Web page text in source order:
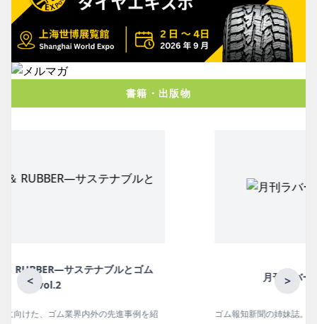
書籍・出版物
< >
月刊ラバーインダストリー／単品
ゴム報知新聞の姉妹誌。ゴム・エラストマー製品・市場分野別